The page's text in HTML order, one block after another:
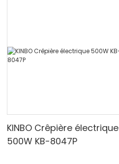
KINBO Crêpière électrique
500W KB-8047P